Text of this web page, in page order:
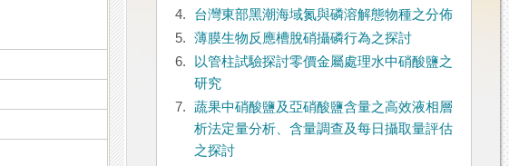
4.
台灣東部黑潮海域氮與磷溶解態物種之分佈
5.
薄膜生物反應槽脫硝攝磷行為之探討
6.
以管柱試驗探討零價金屬處理水中硝酸鹽之
研究
7.
蔬果中硝酸鹽及亞硝酸鹽含量之高效液相層
析法定量分析、含量調查及每日攝取量評估
之探討